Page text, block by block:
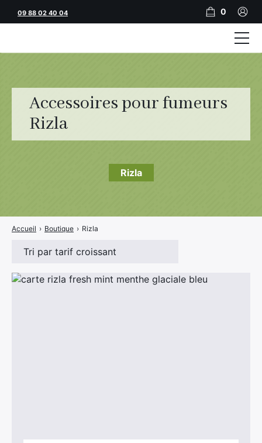
Accessoires pour fumeurs
Rizla
Rizla
Accueil › Boutique › Rizla
09 88 02 40 04 0
Tubes
Feuilles
Filtres
Vape
Adalya